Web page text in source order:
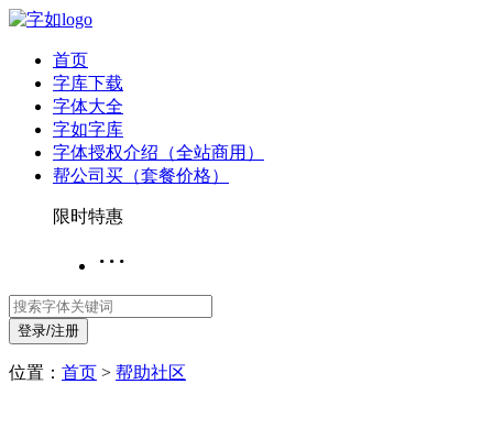
首页
字库下载
字体大全
字如字库
字体授权介绍（全站商用）
帮公司买（套餐价格）
限时特惠
···
登录/注册
位置： 首页 > 帮助社区